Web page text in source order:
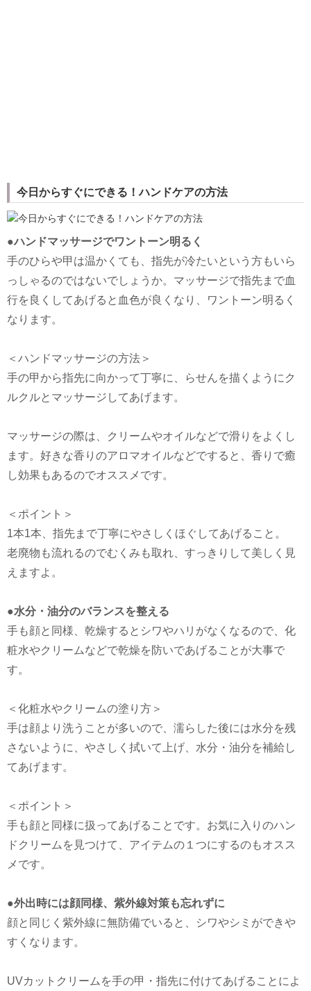
今日からすぐにできる！ハンドケアの方法
●ハンドマッサージでワントーン明るく
手のひらや甲は温かくても、指先が冷たいという方もいら
っしゃるのではないでしょうか。マッサージで指先まで血
行を良くしてあげると血色が良くなり、ワントーン明るく
なります。
＜ハンドマッサージの方法＞
手の甲から指先に向かって丁寧に、らせんを描くようにク
ルクルとマッサージしてあげます。
マッサージの際は、クリームやオイルなどで滑りをよくし
ます。好きな香りのアロマオイルなどですると、香りで癒
し効果もあるのでオススメです。
＜ポイント＞
1本1本、指先まで丁寧にやさしくほぐしてあげること。
老廃物も流れるのでむくみも取れ、すっきりして美しく見
えますよ。
●水分・油分のバランスを整える
手も顔と同様、乾燥するとシワやハリがなくなるので、化
粧水やクリームなどで乾燥を防いであげることが大事で
す。
＜化粧水やクリームの塗り方＞
手は顔より洗うことが多いので、濡らした後には水分を残
さないように、やさしく拭いて上げ、水分・油分を補給し
てあげます。
＜ポイント＞
手も顔と同様に扱ってあげることです。お気に入りのハン
ドクリームを見つけて、アイテムの１つにするのもオスス
メです。
●外出時には顔同様、紫外線対策も忘れずに
顔と同じく紫外線に無防備でいると、シワやシミができや
すくなります。
UVカットクリームを手の甲・指先に付けてあげることによ